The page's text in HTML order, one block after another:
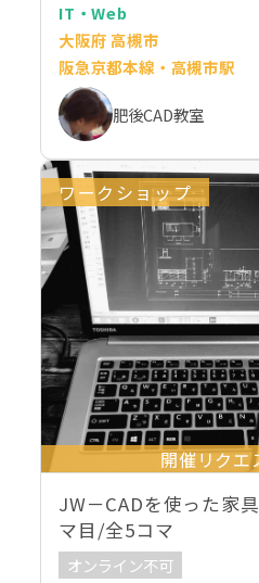
IT・Web
大阪府 高槻市
阪急京都本線・高槻市駅
肥後CAD教室
ワークショップ
開催リクエ
JW－CADを使った家
マ目/全5コマ
オンライン不可